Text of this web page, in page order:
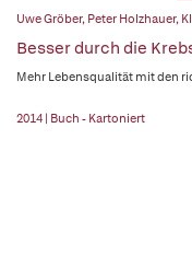
Uwe Gröber, Peter Holzhauer,
Besser durch die
Mehr Lebensqualität mit den
2014 | Buch - Kartoniert